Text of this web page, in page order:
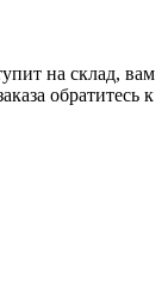
на склад, вам
обратитесь к